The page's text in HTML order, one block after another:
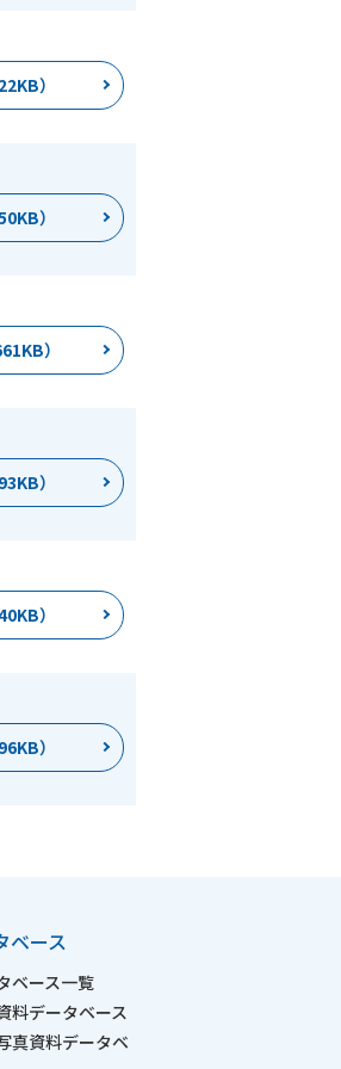
）
）
）
）
）
）
ベース
ベース一覧
料データベース
真資料データベ